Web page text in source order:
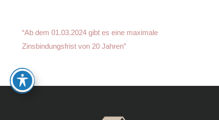
“Ab dem 01.03.2024 gibt es eine maximale
Zinsbindungsfrist von 20 Jahren”